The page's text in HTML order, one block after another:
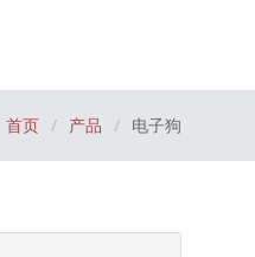
首页 产品 电子狗